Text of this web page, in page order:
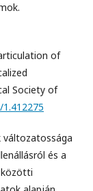
of
Society of
változatossága
és a
közötti